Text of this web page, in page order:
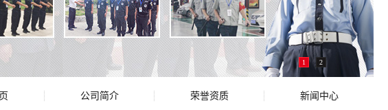
1 2
公司简介 荣誉资质 新闻中心